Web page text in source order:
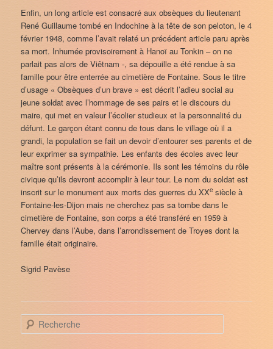
Enfin, un long article est consacré aux obsèques du lieutenant
René Guillaume tombé en Indochine à la tête de son peloton, le 4
février 1948, comme l’avait relaté un précédent article paru après
sa mort. Inhumée provisoirement à Hanoï au Tonkin – on ne
parlait pas alors de Viêtnam -, sa dépouille a été rendue à sa
famille pour être enterrée au cimetière de Fontaine. Sous le titre
d’usage « Obsèques d’un brave » est décrit l’adieu social au
jeune soldat avec l’hommage de ses pairs et le discours du
maire, qui met en valeur l’écolier studieux et la personnalité du
défunt. Le garçon étant connu de tous dans le village où il a
grandi, la population se fait un devoir d’entourer ses parents et de
leur exprimer sa sympathie. Les enfants des écoles avec leur
maître sont présents à la cérémonie. Ils sont les témoins du rôle
civique qu’ils devront accomplir à leur tour. Le nom du soldat est
inscrit sur le monument aux morts des guerres du XXe siècle à
Fontaine-les-Dijon mais ne cherchez pas sa tombe dans le
cimetière de Fontaine, son corps a été transféré en 1959 à
Chervey dans l’Aube, dans l’arrondissement de Troyes dont la
famille était originaire.
Sigrid Pavèse
e